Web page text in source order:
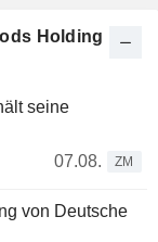
Holding
seine
07.08.
ZM
von Deutsche